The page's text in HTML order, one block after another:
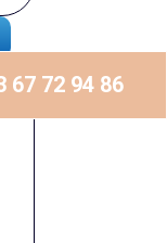
67 72 94 86